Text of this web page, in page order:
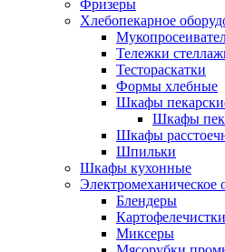
Фризеры
Хлебопекарное
Тележки
Тестораскатки
Формы хлебные
Шкафы
Шкафы
Шкафы
Шпильки
Шкафы кухонные
Электромеханическое
Блендеры
Миксеры